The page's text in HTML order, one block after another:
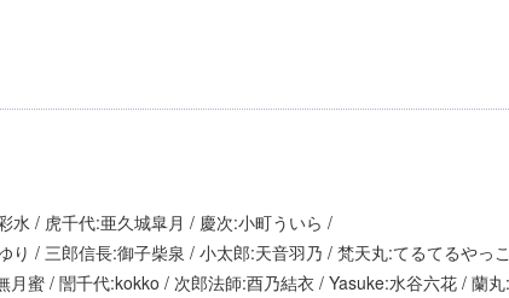
水 / 虎千代:亜久城皐月 / 慶次:小町ういら /
/ 三郎信長:御子柴泉 / 小太郎:天音羽乃 / 梵天丸:てるてるやっ
蜜 / 誾千代:kokko / 次郎法師:酉乃結衣 / Yasuke:水谷六花 / 蘭